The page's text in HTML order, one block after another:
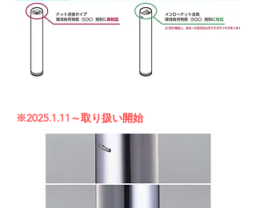
​※2025.1.11～取り扱い開始